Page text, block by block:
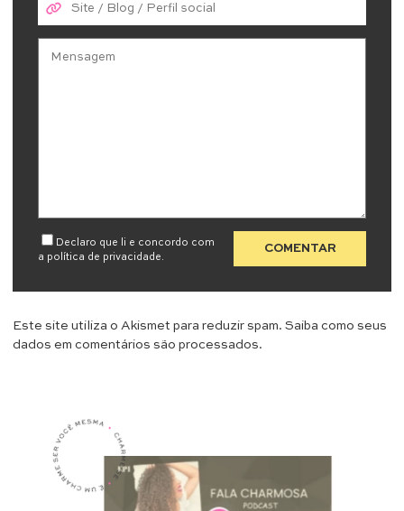
Declaro que li e concordo com
a política de privacidade.
Este site utiliza o Akismet para reduzir spam. Saiba como seus
dados em comentários são processados.